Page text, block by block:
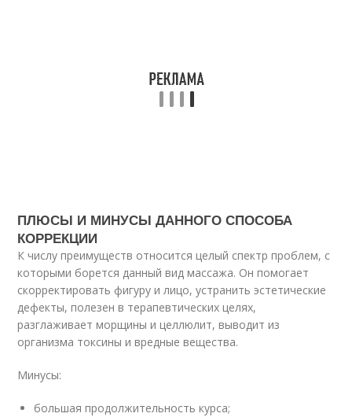
ПЛЮСЫ И МИНУСЫ ДАННОГО СПОСОБА
КОРРЕКЦИИ
К числу преимуществ относится целый спектр проблем, с
которыми борется данный вид массажа. Он помогает
скорректировать фигуру и лицо, устранить эстетические
дефекты, полезен в терапевтических целях,
разглаживает морщины и целлюлит, выводит из
организма токсины и вредные вещества.
Минусы:
большая продолжительность курса;